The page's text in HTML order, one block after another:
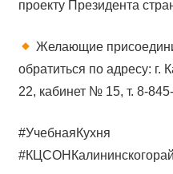
проекту Президента
Желающие
обратиться по адресу: г.
22, кабинет № 15, т. 8-
#УчебнаяКухня